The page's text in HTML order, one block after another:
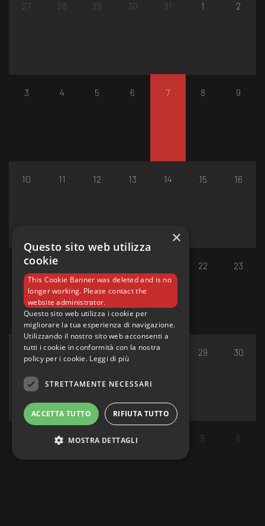
27 28 29 30 31 1 2
3 4 5 6 7 8 9
10 11 12 13 14 15 16
17 18 22 23
24 25 26 27 29 30
1 2 3 5 6
×
Questo sito web utilizza
cookie
This Cookie Banner was deleted and is no
longer working. Please contact the
website administrator.
Questo sito web utilizza i cookie per
migliorare la tua esperienza di navigazione.
Utilizzando il nostro sito web acconsenti a
tutti i cookie in conformità con la nostra
policy per i cookie. Leggi di più
STRETTAMENTE NECESSARI
ACCETTA TUTTO RIFIUTA TUTTO
MOSTRA DETTAGLI